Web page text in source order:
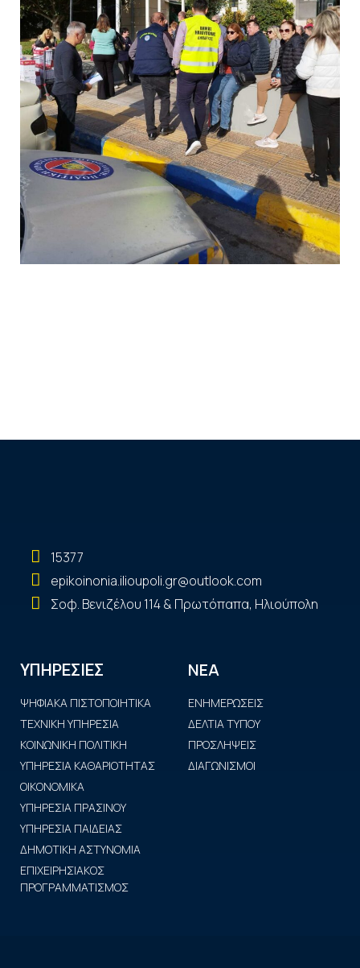
15377
epikoinonia.ilioupoli.gr@outlook.com
Σοφ. Βενιζέλου 114 & Πρωτόπαπα, Ηλιούπολη
ΥΠΗΡΕΣΙΕΣ
ΨΗΦΙΑΚΑ ΠΙΣΤΟΠΟΙΗΤΙΚΑ
ΤΕΧΝΙΚΗ ΥΠΗΡΕΣΙΑ
ΚΟΙΝΩΝΙΚΗ ΠΟΛΙΤΙΚΗ
ΥΠΗΡΕΣΙΑ ΚΑΘΑΡΙΟΤΗΤΑΣ
ΟΙΚΟΝΟΜΙΚΑ
ΥΠΗΡΕΣΙΑ ΠΡΑΣΙΝΟΥ
ΥΠΗΡΕΣΙΑ ΠΑΙΔΕΙΑΣ
ΔΗΜΟΤΙΚΗ ΑΣΤΥΝΟΜΙΑ
ΕΠΙΧΕΙΡΗΣΙΑΚΟΣ
ΠΡΟΓΡΑΜΜΑΤΙΣΜΟΣ
ΝΕΑ
ΕΝΗΜΕΡΩΣΕΙΣ
ΔΕΛΤΙΑ ΤΥΠΟΥ
ΠΡΟΣΛΗΨΕΙΣ
ΔΙΑΓΩΝΙΣΜΟΙ